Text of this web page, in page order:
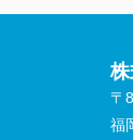
〒
福